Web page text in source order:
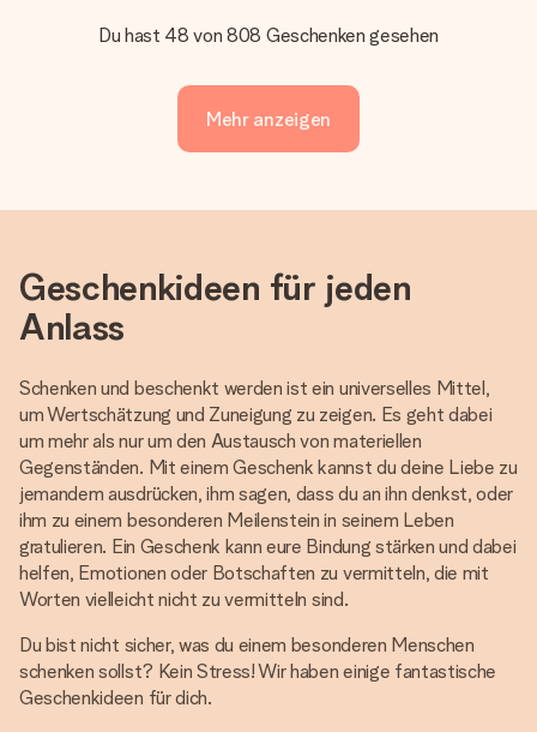
Du hast 48 von 808 Geschenken gesehen
Mehr anzeigen
Geschenkideen für jeden
Anlass
Schenken und beschenkt werden ist ein universelles Mittel,
um Wertschätzung und Zuneigung zu zeigen. Es geht dabei
um mehr als nur um den Austausch von materiellen
Gegenständen. Mit einem Geschenk kannst du deine Liebe zu
jemandem ausdrücken, ihm sagen, dass du an ihn denkst, oder
ihm zu einem besonderen Meilenstein in seinem Leben
gratulieren. Ein Geschenk kann eure Bindung stärken und dabei
helfen, Emotionen oder Botschaften zu vermitteln, die mit
Worten vielleicht nicht zu vermitteln sind.
Du bist nicht sicher, was du einem besonderen Menschen
schenken sollst? Kein Stress! Wir haben einige fantastische
Geschenkideen für dich.